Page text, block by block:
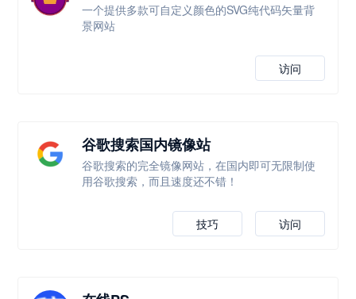
一个提供多款可自定义颜色的SVG纯代码矢量背
景网站
访问
谷歌搜索国内镜像站
谷歌搜索的完全镜像网站，在国内即可无限制使
用谷歌搜索，而且速度还不错！
访问
技巧